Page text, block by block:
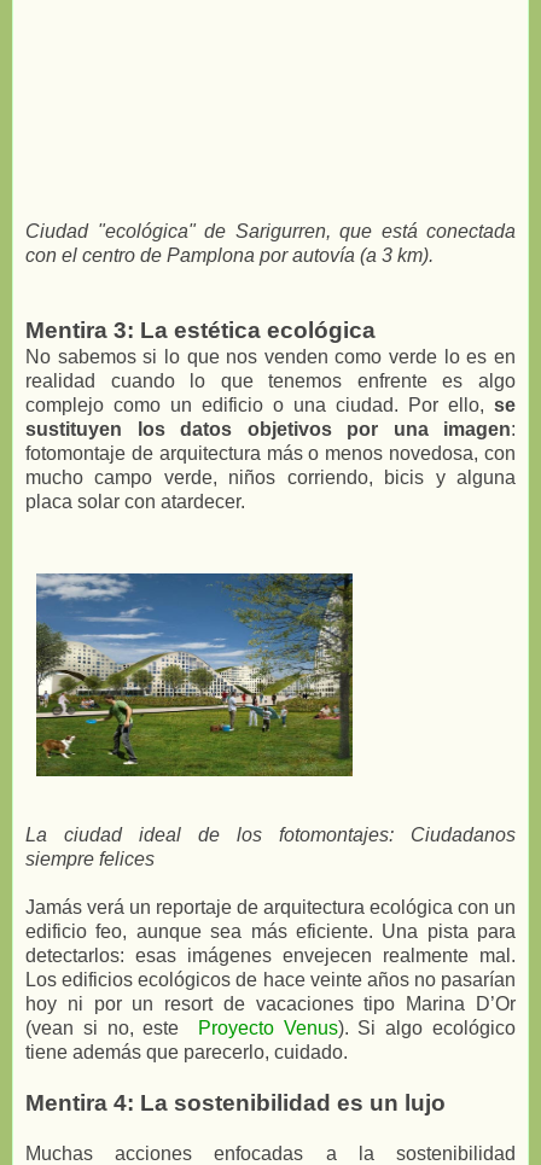
Ciudad "ecológica" de Sarigurren, que está conectada
con el centro de Pamplona por autovía (a 3 km).
Mentira 3: La estética ecológica
No sabemos si lo que nos venden como verde lo es en
realidad cuando lo que tenemos enfrente es algo
complejo como un edificio o una ciudad. Por ello, se
sustituyen los datos objetivos por una imagen:
fotomontaje de arquitectura más o menos novedosa, con
mucho campo verde, niños corriendo, bicis y alguna
placa solar con atardecer.
La ciudad ideal de los fotomontajes: Ciudadanos
siempre felices
Jamás verá un reportaje de arquitectura ecológica con un
edificio feo, aunque sea más eficiente. Una pista para
detectarlos: esas imágenes envejecen realmente mal.
Los edificios ecológicos de hace veinte años no pasarían
hoy ni por un resort de vacaciones tipo Marina D’Or
(vean si no, este
Proyecto Venus). Si algo ecológico
tiene además que parecerlo, cuidado.
Mentira 4: La sostenibilidad es un lujo
Muchas acciones enfocadas a la sostenibilidad